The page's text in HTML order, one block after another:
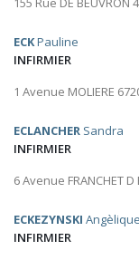
ECKPauline
INFIRMIER
1 Avenue MOLIERE
ECLANCHER Sandra
INFIRMIER
6 Avenue FRANCHET
ECKEZYNSKI Angèlique
INFIRMIER